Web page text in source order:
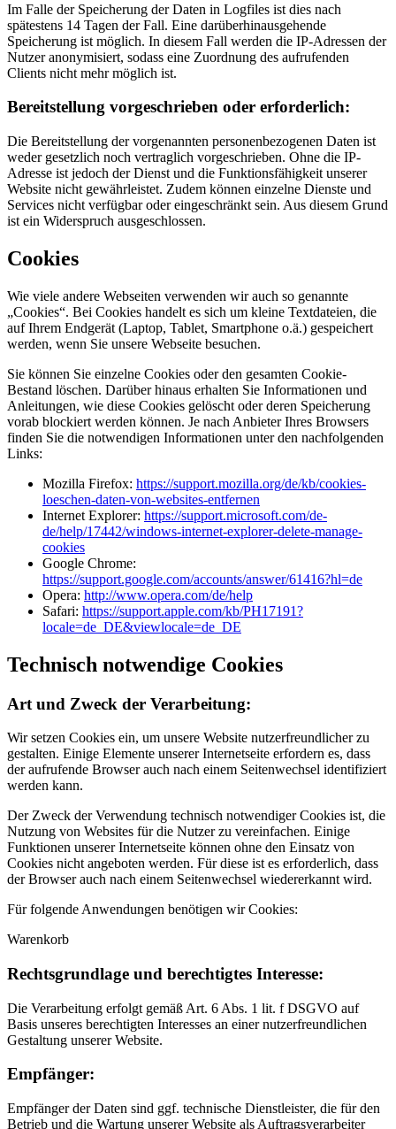
Im Falle der Speicherung der Daten in Logfiles ist dies nach
spätestens 14 Tagen der Fall. Eine darüberhinausgehende
Speicherung ist möglich. In diesem Fall werden die IP-Adressen der
Nutzer anonymisiert, sodass eine Zuordnung des aufrufenden
Clients nicht mehr möglich ist.
Bereitstellung vorgeschrieben oder erforderlich:
Die Bereitstellung der vorgenannten personenbezogenen Daten ist
weder gesetzlich noch vertraglich vorgeschrieben. Ohne die IP-
Adresse ist jedoch der Dienst und die Funktionsfähigkeit unserer
Website nicht gewährleistet. Zudem können einzelne Dienste und
Services nicht verfügbar oder eingeschränkt sein. Aus diesem Grund
ist ein Widerspruch ausgeschlossen.
Cookies
Wie viele andere Webseiten verwenden wir auch so genannte
„Cookies“. Bei Cookies handelt es sich um kleine Textdateien, die
auf Ihrem Endgerät (Laptop, Tablet, Smartphone o.ä.) gespeichert
werden, wenn Sie unsere Webseite besuchen.
Sie können Sie einzelne Cookies oder den gesamten Cookie-
Bestand löschen. Darüber hinaus erhalten Sie Informationen und
Anleitungen, wie diese Cookies gelöscht oder deren Speicherung
vorab blockiert werden können. Je nach Anbieter Ihres Browsers
finden Sie die notwendigen Informationen unter den nachfolgenden
Links:
Mozilla Firefox: https://support.mozilla.org/de/kb/cookies-
loeschen-daten-von-websites-entfernen
Internet Explorer: https://support.microsoft.com/de-
de/help/17442/windows-internet-explorer-delete-manage-
cookies
Google Chrome:
https://support.google.com/accounts/answer/61416?hl=de
Opera: http://www.opera.com/de/help
Safari: https://support.apple.com/kb/PH17191?
locale=de_DE&viewlocale=de_DE
Technisch notwendige Cookies
Art und Zweck der Verarbeitung:
Wir setzen Cookies ein, um unsere Website nutzerfreundlicher zu
gestalten. Einige Elemente unserer Internetseite erfordern es, dass
der aufrufende Browser auch nach einem Seitenwechsel identifiziert
werden kann.
Der Zweck der Verwendung technisch notwendiger Cookies ist, die
Nutzung von Websites für die Nutzer zu vereinfachen. Einige
Funktionen unserer Internetseite können ohne den Einsatz von
Cookies nicht angeboten werden. Für diese ist es erforderlich, dass
der Browser auch nach einem Seitenwechsel wiedererkannt wird.
Für folgende Anwendungen benötigen wir Cookies:
Warenkorb
Rechtsgrundlage und berechtigtes Interesse:
Die Verarbeitung erfolgt gemäß Art. 6 Abs. 1 lit. f DSGVO auf
Basis unseres berechtigten Interesses an einer nutzerfreundlichen
Gestaltung unserer Website.
Empfänger:
Empfänger der Daten sind ggf. technische Dienstleister, die für den
Betrieb und die Wartung unserer Website als Auftragsverarbeiter